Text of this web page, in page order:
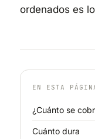
ordenados es
EN ESTA
¿Cuánto se
Cuánto dura